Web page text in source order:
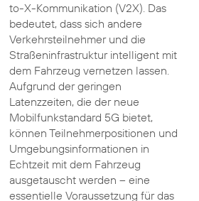
to-X-Kommunikation (V2X). Das
bedeutet, dass sich andere
Verkehrsteilnehmer und die
Straßeninfrastruktur intelligent mit
dem Fahrzeug vernetzen lassen.
Aufgrund der geringen
Latenzzeiten, die der neue
Mobilfunkstandard 5G bietet,
können Teilnehmerpositionen und
Umgebungsinformationen in
Echtzeit mit dem Fahrzeug
ausgetauscht werden – eine
essentielle Voraussetzung für das